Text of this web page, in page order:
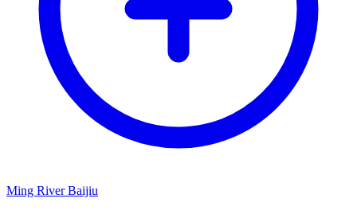
Ming River Baijiu